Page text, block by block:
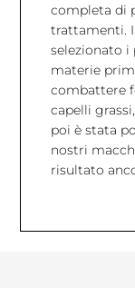
completa di
trattamenti.
selezionato i
materie
combattere
capelli
poi è stata
nostri
risultato